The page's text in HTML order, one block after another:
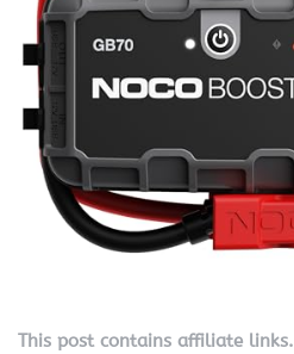
This post contains affiliate links.